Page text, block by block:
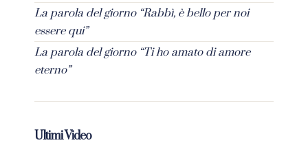
La parola del giorno “Rabbì, è bello per noi
essere qui”
La parola del giorno “Ti ho amato di amore
eterno”
Ultimi Video